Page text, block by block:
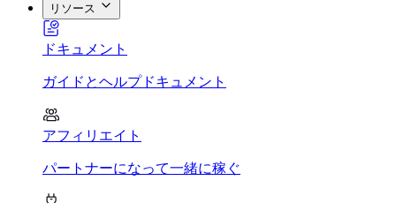
リソース
ドキュメント
ガイドとヘルプドキュメント
アフィリエイト
パートナーになって一緒に稼ぐ